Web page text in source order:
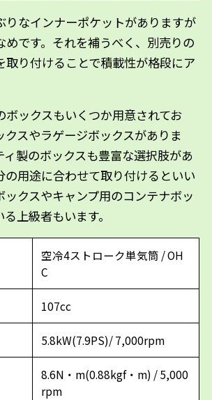
りなインナーポケットがありますが
めです。それを補うべく、別売りの
取り付けることで積載性が格段にア
ボックスもいくつか用意されてお
クスやラゲージボックスがありま
ィ製のボックスも豊富な選択肢があ
の用途に合わせて取り付けるといい
ックスやキャンプ用のコンテナボッ
上級者もいます。
空冷4ストローク単気筒 / OH
C
107cc
5.8kW(7.9PS)/ 7,000rpm
8.6N・m(0.88kgf・m) / 5,000
rpm